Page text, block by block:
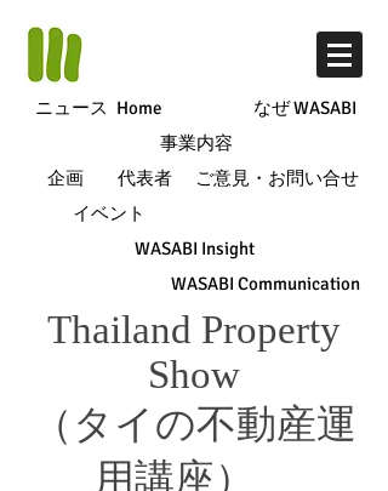
ニュース Home なぜ WASABI
企画 代表者
ご意見・お問い合せ
イベント
Thailand Property
Show
（タイの不動産運
用講座）
WASABI Communication
WASABI Insight
事業内容